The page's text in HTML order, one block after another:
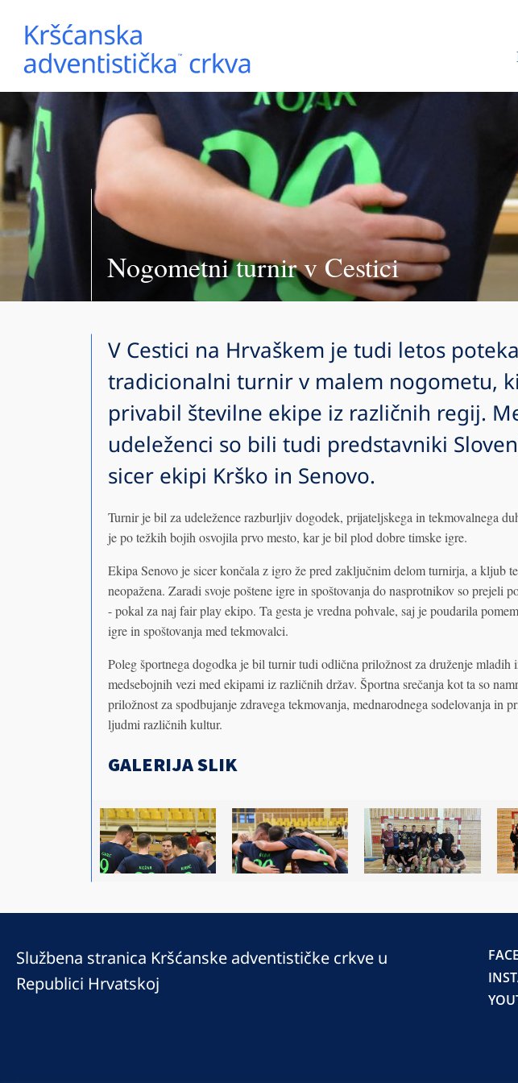
Nogometni turnir v Cestici
V Cestici na Hrvaškem je tudi letos
tradicionalni turnir v malem nogometu,
privabil številne ekipe iz različnih regij.
udeleženci so bili tudi predstavniki
sicer ekipi Krško in Senovo.
Turnir je bil za udeležence razburljiv dogodek, prijateljskega in tekmovalnega
je po težkih bojih osvojila prvo mesto, kar je bil plod dobre timske igre.
Ekipa Senovo je sicer končala z igro že pred zaključnim delom turnirja, a kljub
neopažena. Zaradi svoje poštene igre in spoštovanja do nasprotnikov so prejeli
- pokal za naj fair play ekipo. Ta gesta je vredna pohvale, saj je poudarila
igre in spoštovanja med tekmovalci.
Poleg športnega dogodka je bil turnir tudi odlična priložnost za druženje mladih
medsebojnih vezi med ekipami iz različnih držav. Športna srečanja kot ta so
priložnost za spodbujanje zdravega tekmovanja, mednarodnega sodelovanja in
ljudmi različnih kultur.
GALERIJA SLIK
Službena stranica Kršćanske adventističke crkve u
Republici Hrvatskoj